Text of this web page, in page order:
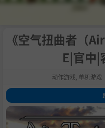
《空气扭曲者（
E|官中|
动作游戏 单机游戏
1.关于这款游戏
2.系统需求